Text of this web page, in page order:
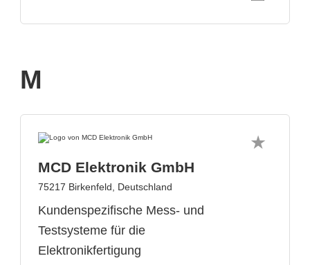
M
MCD Elektronik GmbH
75217 Birkenfeld, Deutschland
Kundenspezifische Mess- und
Testsysteme für die
Elektronikfertigung